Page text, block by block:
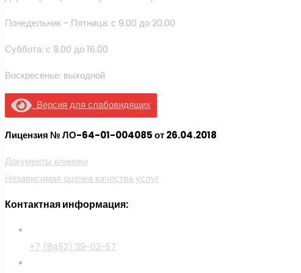
Понедельник - Пятница: с 9.00 до 20.00
Суббота: с 9.00 до 16.00
Воскресенье: выходной
Версия для слабовидящих
Лицензия № ЛО-64-01-004085 от 26.04.2018
Документы клиники
Независимая оценка качества услуг
Контактная информация:
+7 (8452) 39-03-57